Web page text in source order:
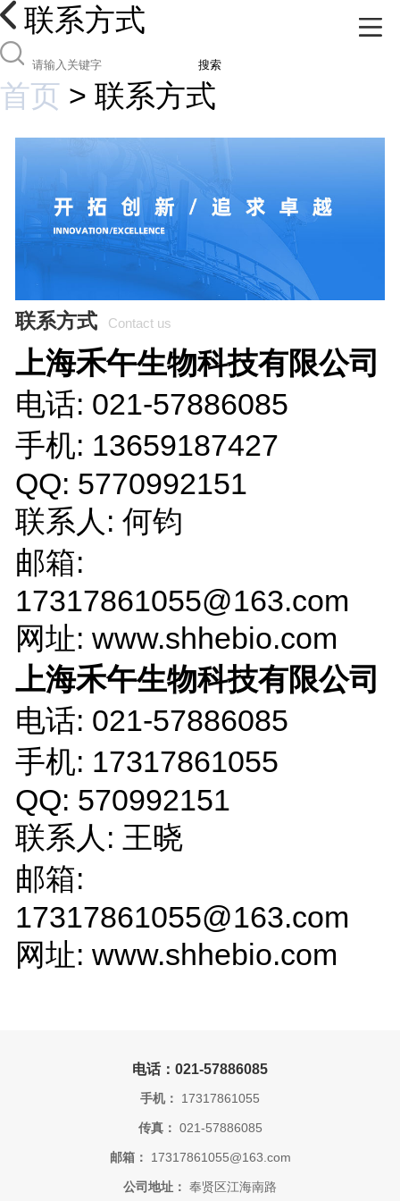
联系方式
搜索
首页 > 联系方式
联系方式 Contact us
上海禾午生物科技有限公司
电话: 021-57886085
手机: 13659187427
QQ: 5770992151
联系人: 何钧
邮箱:
17317861055@163.com
网址: www.shhebio.com
上海禾午生物科技有限公司
电话: 021-57886085
手机: 17317861055
QQ: 570992151
联系人: 王晓
邮箱:
17317861055@163.com
网址: www.shhebio.com
电话：021-57886085
手机： 17317861055
传真： 021-57886085
邮箱： 17317861055@163.com
公司地址： 奉贤区江海南路